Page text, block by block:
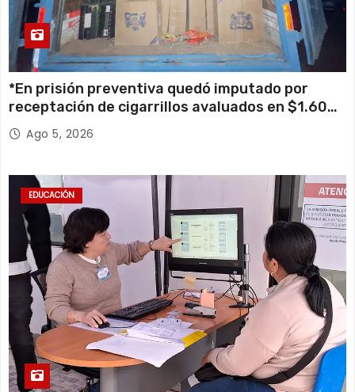
*En prisión preventiva quedó imputado por
receptación de cigarrillos avaluados en $1.600
millones*
Ago 5, 2026
EDUCACIÓN